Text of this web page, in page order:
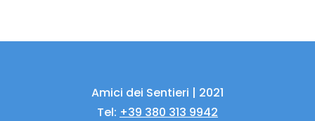
Amici dei Sentieri | 2021
Tel: +39 380 313 9942